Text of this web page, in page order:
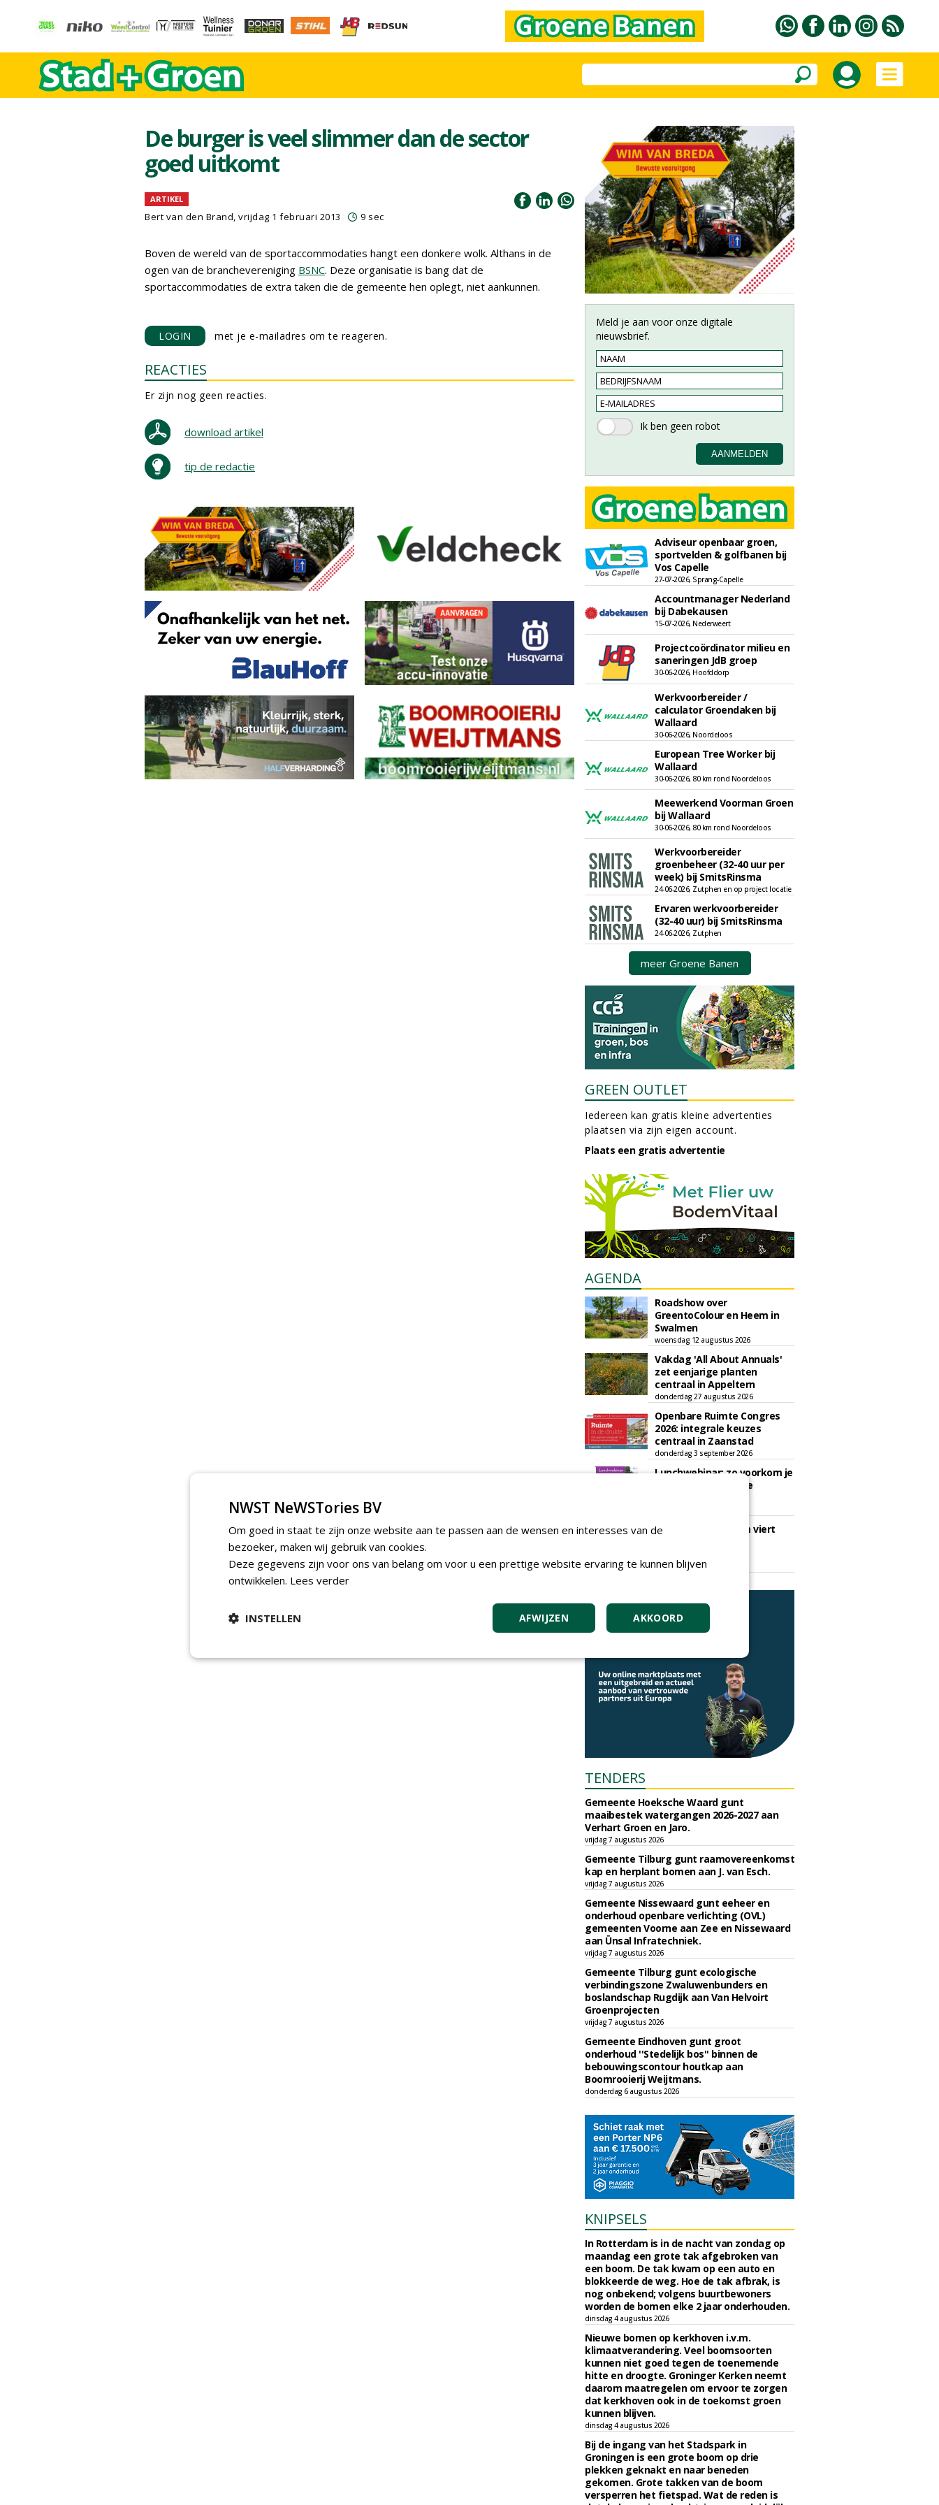
De burger is veel slimmer dan de sector
goed uitkomt
ARTIKEL
Bert van den Brand, vrijdag 1 februari 2013 9 sec
Boven de wereld van de sportaccommodaties hangt een donkere wolk. Althans in de
ogen van de branchevereniging BSNC. Deze organisatie is bang dat de
sportaccommodaties de extra taken die de gemeente hen oplegt, niet aankunnen.
LOGIN met je e-mailadres om te reageren.
REACTIES
Er zijn nog geen reacties.
download artikel
tip de redactie
Meld je aan voor onze digitale
nieuwsbrief.
Adviseur openbaar groen,
sportvelden & golfbanen bij
Vos Capelle
27-07-2026, Sprang-Capelle
Accountmanager Nederland
bij Dabekausen
15-07-2026, Nederweert
Projectcoördinator milieu en
saneringen JdB groep
30-06-2026, Hoofddorp
Werkvoorbereider /
calculator Groendaken bij
Wallaard
30-06-2026, Noordeloos
European Tree Worker bij
Wallaard
30-06-2026, 80 km rond Noordeloos
Meewerkend Voorman Groen
bij Wallaard
30-06-2026, 80 km rond Noordeloos
Werkvoorbereider
groenbeheer (32-40 uur per
week) bij SmitsRinsma
24-06-2026, Zutphen en op project locatie
Ervaren werkvoorbereider
(32-40 uur) bij SmitsRinsma
24-06-2026, Zutphen
meer Groene Banen
GREEN OUTLET
Iedereen kan gratis kleine advertenties
plaatsen via zijn eigen account.
Plaats een gratis advertentie
AGENDA
Roadshow over
GreentoColour en Heem in
Swalmen
woensdag 12 augustus 2026
Vakdag 'All About Annuals'
zet eenjarige planten
centraal in Appeltern
donderdag 27 augustus 2026
Openbare Ruimte Congres
2026: integrale keuzes
centraal in Zaanstad
donderdag 3 september 2026
Lunchwebinar: zo voorkom je
dat natuurinclusieve
Rooftop Symposium viert
vrijdag 18 september 2026
TENDERS
Gemeente Hoeksche Waard gunt
maaibestek watergangen 2026-2027 aan
Verhart Groen en Jaro.
vrijdag 7 augustus 2026
Gemeente Tilburg gunt raamovereenkomst
kap en herplant bomen aan J. van Esch.
vrijdag 7 augustus 2026
Gemeente Nissewaard gunt eeheer en
onderhoud openbare verlichting (OVL)
gemeenten Voorne aan Zee en Nissewaard
aan Ünsal Infratechniek.
vrijdag 7 augustus 2026
Gemeente Tilburg gunt ecologische
verbindingszone Zwaluwenbunders en
boslandschap Rugdijk aan Van Helvoirt
Groenprojecten
vrijdag 7 augustus 2026
Gemeente Eindhoven gunt groot
onderhoud ''Stedelijk bos'' binnen de
bebouwingscontour houtkap aan
Boomrooierij Weijtmans.
donderdag 6 augustus 2026
KNIPSELS
In Rotterdam is in de nacht van zondag op
maandag een grote tak afgebroken van
een boom. De tak kwam op een auto en
blokkeerde de weg. Hoe de tak afbrak, is
nog onbekend; volgens buurtbewoners
worden de bomen elke 2 jaar onderhouden.
dinsdag 4 augustus 2026
Nieuwe bomen op kerkhoven i.v.m.
klimaatverandering. Veel boomsoorten
kunnen niet goed tegen de toenemende
hitte en droogte. Groninger Kerken neemt
daarom maatregelen om ervoor te zorgen
dat kerkhoven ook in de toekomst groen
kunnen blijven.
dinsdag 4 augustus 2026
Bij de ingang van het Stadspark in
Groningen is een grote boom op drie
plekken geknakt en naar beneden
gekomen. Grote takken van de boom
versperren het fietspad. Wat de reden is
NWST NeWSTories BV
Om goed in staat te zijn onze website aan te passen aan de wensen en interesses van de
bezoeker, maken wij gebruik van cookies.
Deze gegevens zijn voor ons van belang om voor u een prettige website ervaring te kunnen blijven
ontwikkelen. Lees verder
AKKOORD
AFWIJZEN
INSTELLEN